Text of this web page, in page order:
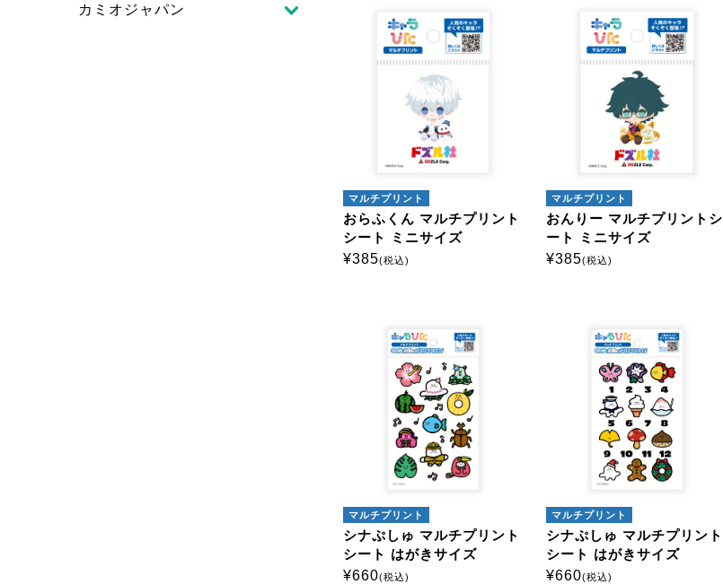
マルチプリント
おらふくん マルチプリント
シート ミニサイズ
¥385(税込)
マルチプリント
おんりー マルチプリントシ
ート ミニサイズ
¥385(税込)
マルチプリント
シナぷしゅ マルチプリント
シート はがきサイズ
¥660(税込)
マルチプリント
シナぷしゅ マルチプリント
シート はがきサイズ
¥660(税込)
カミオジャパン